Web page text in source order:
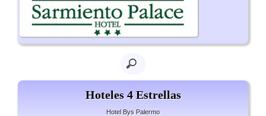
Hoteles 4 Estrellas
Hotel Bys Palermo